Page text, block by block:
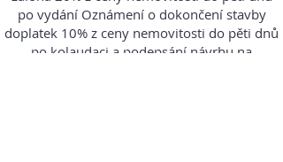
po vydání Oznámení o dokončení stavby
doplatek 10% z ceny nemovitosti do pěti dnů
po kolaudaci a podepsání návrhu na